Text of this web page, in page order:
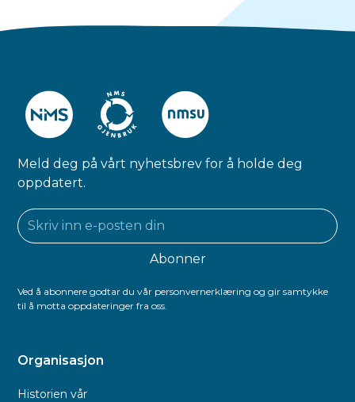
Meld deg på vårt nyhetsbrev for å holde deg
oppdatert.
Ved å abonnere godtar du vår personvernerklæring og gir samtykke
til å motta oppdateringer fra oss.
Organisasjon
Historien vår